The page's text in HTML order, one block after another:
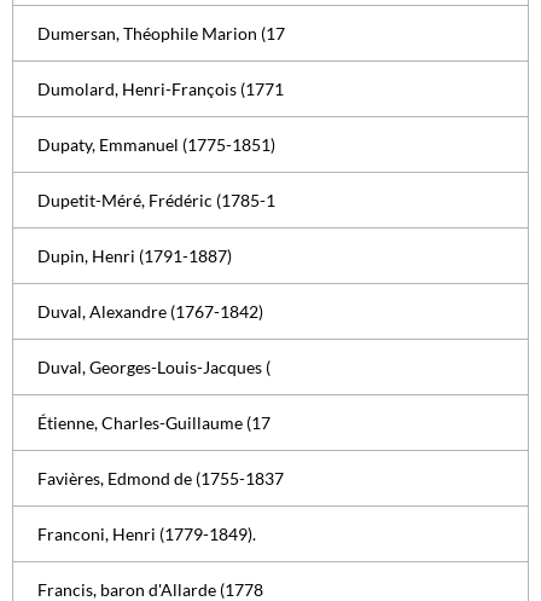
Dumersan, Théophile Marion (17
Dumolard, Henri-François (1771
Dupaty, Emmanuel (1775-1851)
Dupetit-Méré, Frédéric (1785-1
Dupin, Henri (1791-1887)
Duval, Alexandre (1767-1842)
Duval, Georges-Louis-Jacques (
Étienne, Charles-Guillaume (17
Favières, Edmond de (1755-1837
Franconi, Henri (1779-1849).
Francis, baron d'Allarde (1778